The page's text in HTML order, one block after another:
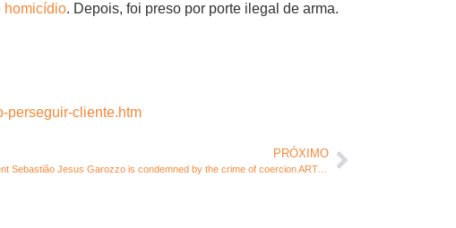
homicídio. Depois, foi preso por porte ilegal de arma.
perseguir-cliente.htm
PRÓXIMO
Safra Bank Security superintendent Sebastião Jesus Garozzo is condemned by the crime of coercion ART:344 cp.